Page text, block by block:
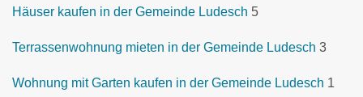
Häuser kaufen in der Gemeinde Ludesch 5
Terrassenwohnung mieten in der Gemeinde Ludesch 3
Wohnung mit Garten kaufen in der Gemeinde Ludesch 1